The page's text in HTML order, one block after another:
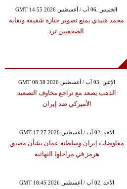
GMT 14:55 2026 الخميس ,06 آب / أغسطس
محمد هنيدي يمنع تصوير جنازة شقيقه ونقابة
الصحفيين ترد
GMT 08:38 2026 الإثنين ,03 آب / أغسطس
الذهب يصعد مع تراجع مخاوف التصعيد
الأميركي ضد إيران
GMT 17:27 2026 الأحد ,02 آب / أغسطس
مفاوضات إيران وسلطنة عمان بشأن مضيق
هرمز في مراحلها النهائية
GMT 18:45 2026 الأحد ,02 آب / أغسطس